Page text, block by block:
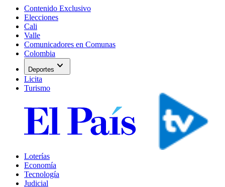
Contenido Exclusivo
Elecciones
Cali
Valle
Comunicadores en Comunas
Colombia
Deportes expand_more
Licita
Turismo
Loterías
Economía
Tecnología
Judicial